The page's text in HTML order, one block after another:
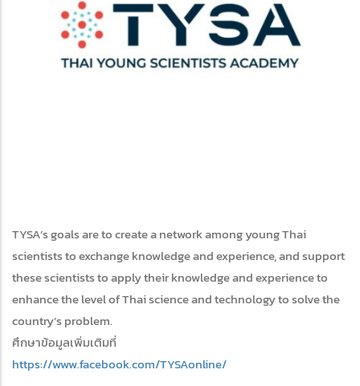
TYSA’s goals are to create a network among young Thai
scientists to exchange knowledge and experience, and support
these scientists to apply their knowledge and experience to
enhance the level of Thai science and technology to solve the
country’s problem.
ศึกษาข้อมูลเพิ่มเติมที่
https://www.facebook.com/TYSAonline/